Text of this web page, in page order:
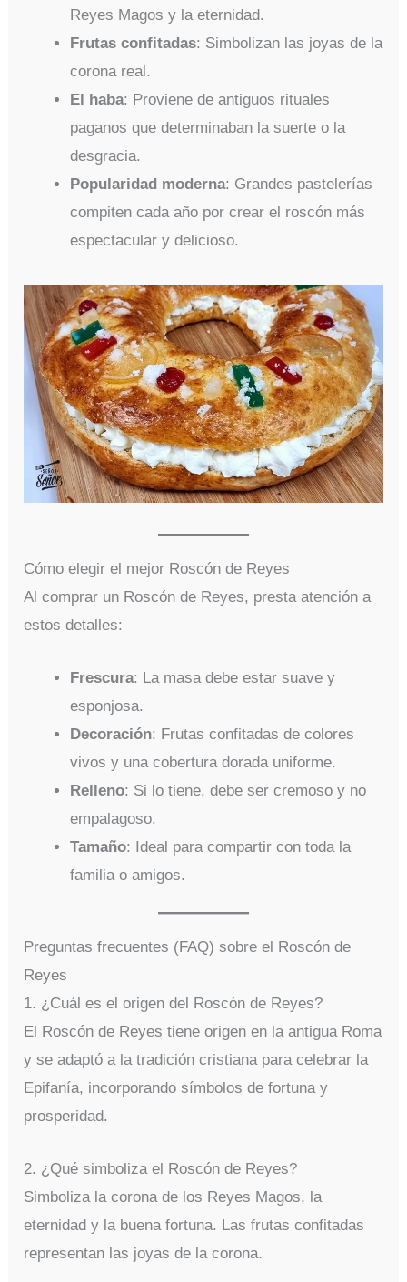
Reyes Magos y la eternidad.
Frutas confitadas: Simbolizan las joyas de la
corona real.
El haba: Proviene de antiguos rituales
paganos que determinaban la suerte o la
desgracia.
Popularidad moderna: Grandes pastelerías
compiten cada año por crear el roscón más
espectacular y delicioso.
Cómo elegir el mejor Roscón de Reyes
Al comprar un Roscón de Reyes, presta atención a
estos detalles:
Frescura: La masa debe estar suave y
esponjosa.
Decoración: Frutas confitadas de colores
vivos y una cobertura dorada uniforme.
Relleno: Si lo tiene, debe ser cremoso y no
empalagoso.
Tamaño: Ideal para compartir con toda la
familia o amigos.
Preguntas frecuentes (FAQ) sobre el Roscón de
Reyes
1. ¿Cuál es el origen del Roscón de Reyes?
El Roscón de Reyes tiene origen en la antigua Roma
y se adaptó a la tradición cristiana para celebrar la
Epifanía, incorporando símbolos de fortuna y
prosperidad.
2. ¿Qué simboliza el Roscón de Reyes?
Simboliza la corona de los Reyes Magos, la
eternidad y la buena fortuna. Las frutas confitadas
representan las joyas de la corona.